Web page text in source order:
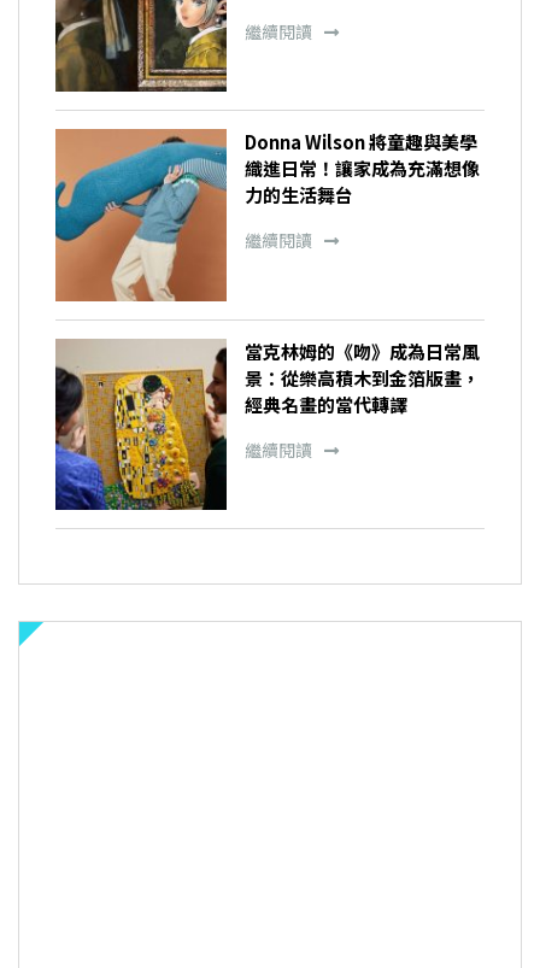
繼續閱讀
Donna Wilson 將童趣與美學
織進日常！讓家成為充滿想像
力的生活舞台
繼續閱讀
當克林姆的《吻》成為日常風
景：從樂高積木到金箔版畫，
經典名畫的當代轉譯
繼續閱讀